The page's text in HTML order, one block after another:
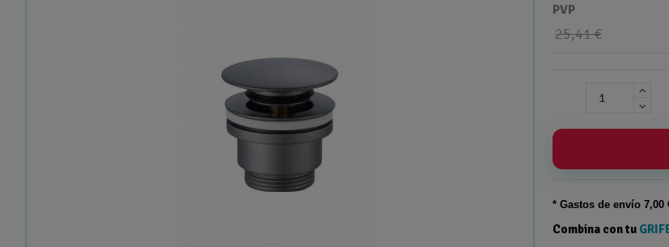
PVP
25,41 €
* Gastos deenvío 7,00
Combina con tu